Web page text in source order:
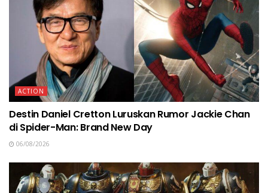
ACTION
Destin Daniel Cretton Luruskan Rumor Jackie Chan
di Spider-Man: Brand New Day
06/08/2026